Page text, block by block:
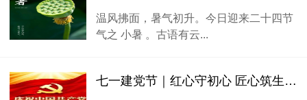
温风拂面，暑气初升。今日迎来二十四节
气之 小暑 。古语有云...
七一建党节｜红心守初心 匠心筑生命安全通道